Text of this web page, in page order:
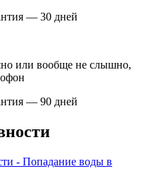
— 30 дней
или вообще не слышно,
— 90 дней